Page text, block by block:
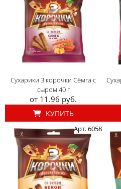
Сухарики 3 корочки Сёмга с
сыром 40 г
от 11.96 руб.
КУПИТЬ
Арт. 6058